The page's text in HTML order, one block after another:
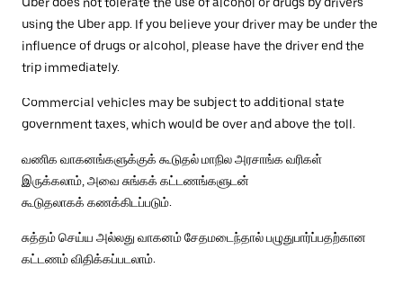
using the Uber app. If you believe your driver may be under the
influence of drugs or alcohol, please have the driver end the
trip immediately.
Commercial vehicles may be subject to additional state
government taxes, which would be over and above the toll.
வணிக வாகனங்களுக்குக் கூடுதல் மாநில அரசாங்க வரிகள்
இருக்கலாம், அவை சுங்கக் கட்டணங்களுடன்
கூடுதலாகக் கணக்கிடப்படும்.
சுத்தம் செய்ய அல்லது வாகனம் சேதமடைந்தால் பழுதுபார்ப்பதற்கான
கட்டணம் விதிக்கப்படலாம்.